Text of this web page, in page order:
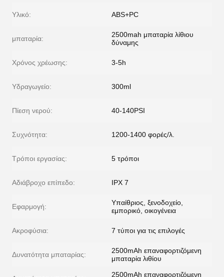
Υλικό: ABS+PC
μπαταρία:
2500mah μπαταρία λίθιου
δύναμης
Χρόνος χρέωσης: 3-5h
Υδραγωγείο: 300ml
Πίεση νερού: 40-140PSI
Συχνότητα: 1200-1400 φορές/λ.
Τρόποι εργασίας: 5 τρόποι
Αδιάβροχο επίπεδο: IPX 7
Εφαρμογή:
Υπαίθριος, ξενοδοχείο,
εμπορικό, οικογένεια
Ακροφύσια: 7 τύποι για τις επιλογές
Δυνατότητα μπαταρίας:
2500mAh επαναφορτιζόμενη
μπαταρία λιθίου
2500mAh επαναφορτιζόμενη